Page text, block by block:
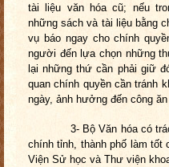
tài liệu văn hóa cũ; nếu
những sách và tài liệu bằng
vụ báo ngay cho chính
người đến lựa chọn những
lại những thứ cần phải giữ
quan chính quyền cần tránh
ngày, ảnh hưởng đến công
3- Bộ Văn hóa có trách
chính tỉnh, thành phố làm
Viện Sử học và Thư viện